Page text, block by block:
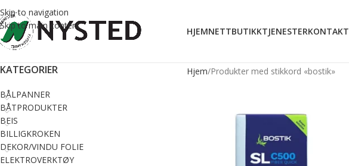
Skip to navigation
Skip to main content
HJEMNETTBUTIKKTJENESTERKONTAKT
KATEGORIER
BÅLPANNER
BÅTPRODUKTER
BEIS
BILLIGKROKEN
DEKOR/VINDU FOLIE
ELEKTROVERKTØY
Hjem Produkter med stikkord «bostik»